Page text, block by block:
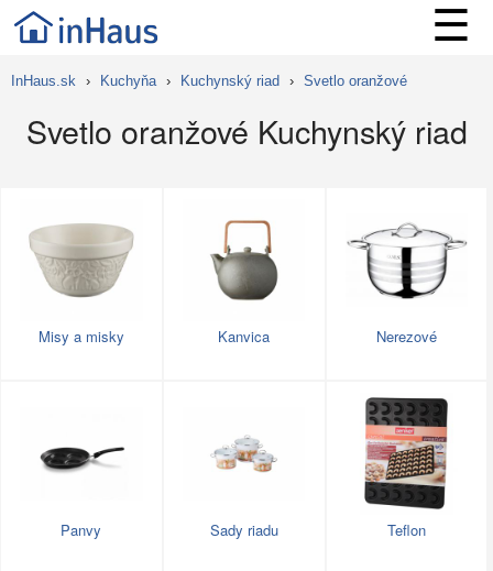
☰
InHaus.sk › Kuchyňa › Kuchynský riad › Svetlo oranžové
Svetlo oranžové Kuchynský riad
Misy a misky Kanvica Nerezové
Panvy Sady riadu Teflon